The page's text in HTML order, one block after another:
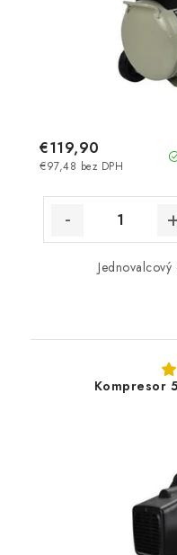
€97,48 bez DPH
€119,90
Kompresor